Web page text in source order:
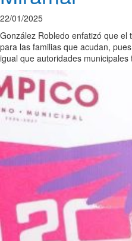
22/01/2025
González Robledo enfatizó que
para las familias que acudan,
igual que autoridades municipales